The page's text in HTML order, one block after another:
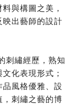
與構圖之美，
出藝師的設計
刺繡經歷，熟知
化表現形式；
風格優雅、設
刺繡之藝的博